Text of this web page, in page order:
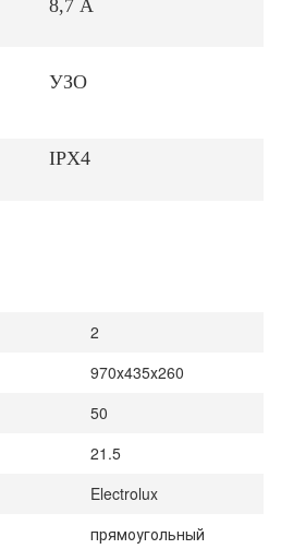
8,7 А
УЗО
IPX4
2
970х435х260
50
21.5
Electrolux
прямоугольный